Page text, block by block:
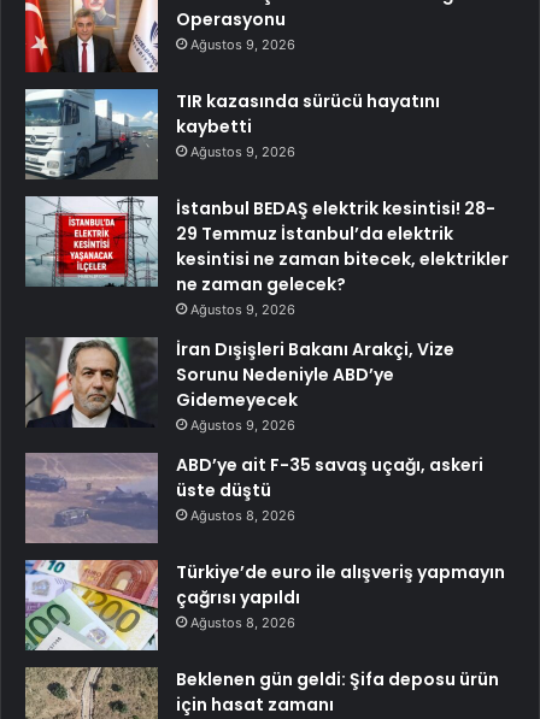
Operasyonu
Ağustos 9, 2026
TIR kazasında sürücü hayatını
kaybetti
Ağustos 9, 2026
İstanbul BEDAŞ elektrik kesintisi! 28-
29 Temmuz İstanbul’da elektrik
kesintisi ne zaman bitecek, elektrikler
ne zaman gelecek?
Ağustos 9, 2026
İran Dışişleri Bakanı Arakçi, Vize
Sorunu Nedeniyle ABD’ye
Gidemeyecek
Ağustos 9, 2026
ABD’ye ait F-35 savaş uçağı, askeri
üste düştü
Ağustos 8, 2026
Türkiye’de euro ile alışveriş yapmayın
çağrısı yapıldı
Ağustos 8, 2026
Beklenen gün geldi: Şifa deposu ürün
için hasat zamanı